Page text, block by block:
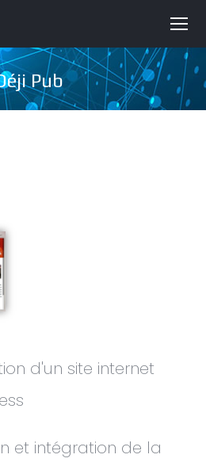
Pub
d'un site internet
et intégration de la